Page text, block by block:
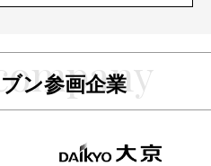
ン参画企業